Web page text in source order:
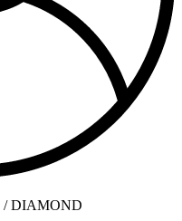
/ DIAMOND